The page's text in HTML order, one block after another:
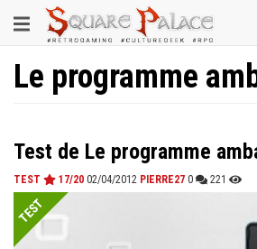
au
contenu
principal
Toggle
navigation
Le programme
Test de Le programme
TEST 17/20 02/04/2012 PIERRE27 0 221